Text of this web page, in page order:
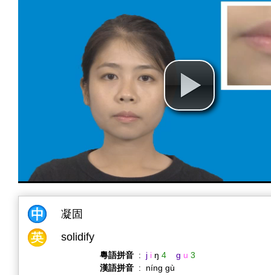
凝固
solidify
粵語拼音 : j i ŋ 4 g u 3
漢語拼音 :
níng gù